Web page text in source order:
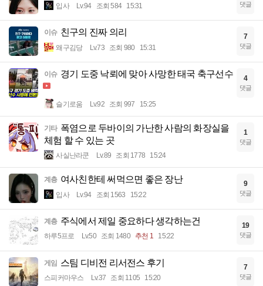
입사 Lv.94 조회 584 15:31 댓글
이슈 친구의 진짜 의리
왜구김당 Lv.73 조회 980 15:31
7
댓글
이슈 경기 도중 낙뢰에 맞아 사망한 태국 축구선수
슬기로움 Lv.92 조회 997 15:25
4
댓글
기타 폭염으로 두바이의 가난한 사람의 화장실을
체험 할 수 있는 곳
사실난라쿤 Lv.89 조회 1778 15:24
1
댓글
계층 여사친한테 써먹으면 좋은 장난
입사 Lv.94 조회 1563 15:22
9
댓글
계층 주식에서 제일 중요하다 생각하는건
하루5프로 Lv.50 조회 1480 추천 1 15:22
19
댓글
게임 스팀 디비전 리서전스 후기
스피커마우스 Lv.37 조회 1105 15:20
7
댓글